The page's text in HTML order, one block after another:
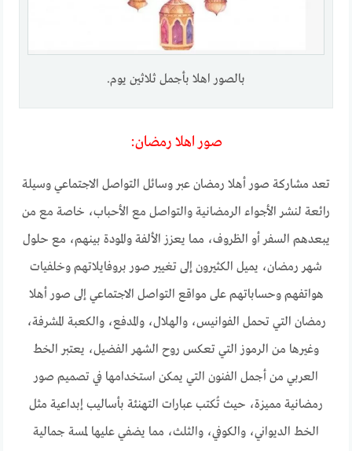
بالصور اهلا بأجمل ثلاثين يوم.
صور اهلا رمضان:
تعد مشاركة صور أهلا رمضان عبر وسائل التواصل الاجتماعي وسيلة
رائعة لنشر الأجواء الرمضانية والتواصل مع الأحباب، خاصة مع من
يبعدهم السفر أو الظروف، مما يعزز الألفة والمودة بينهم، مع حلول
شهر رمضان، يميل الكثيرون إلى تغيير صور بروفايلاتهم وخلفيات
هواتفهم وحساباتهم على مواقع التواصل الاجتماعي إلى صور أهلا
رمضان التي تحمل الفوانيس، والهلال، والمدفع، والكعبة المشرفة،
وغيرها من الرموز التي تعكس روح الشهر الفضيل، يعتبر الخط
العربي من أجمل الفنون التي يمكن استخدامها في تصميم صور
رمضانية مميزة، حيث تُكتب عبارات التهنئة بأساليب إبداعية مثل
الخط الديواني، والكوفي، والثلث، مما يضفي عليها لمسة جمالية